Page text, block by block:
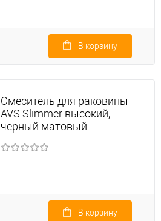
В корзину
Смеситель для раковины
AVS Slimmer высокий,
черный матовый
В корзину